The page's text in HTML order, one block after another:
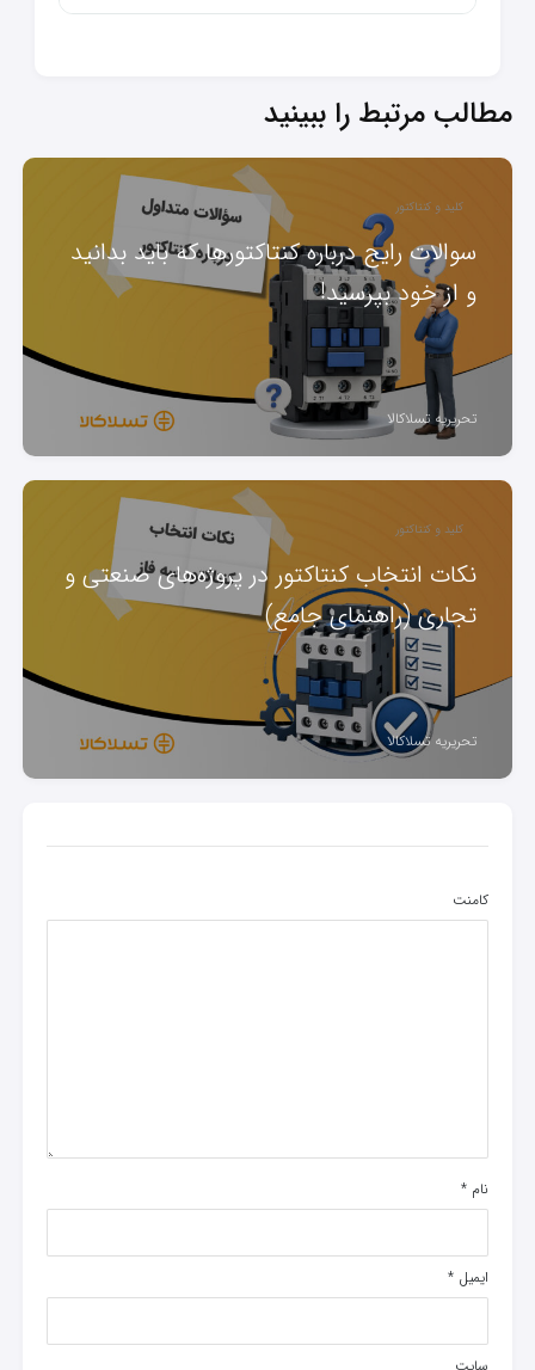
مطالب مرتبط را ببینید
کلید و کنتاکتور
سوالات رایج درباره کنتاکتورها که باید بدانید
و از خود بپرسید!
تحریریه تسلاکالا
کلید و کنتاکتور
نکات انتخاب کنتاکتور در پروژه‌های صنعتی و
تجاری (راهنمای جامع)
تحریریه تسلاکالا
کامنت
نام *
ایمیل *